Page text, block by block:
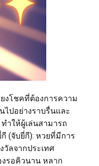
งโชคที่ต้องการความ
ไปอย่างราบรื่นและ
ำให้ผู้เล่นสามารถ
(จับยี่กี): หวยที่มีการ
วัลจากประเทศ
งรอคิวนาน หลาก